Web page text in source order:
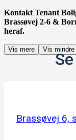
Kontakt Tenant
Brassøvej 2-6 &
heraf.
Vis mere Vis mindre
Brassøvej 6,